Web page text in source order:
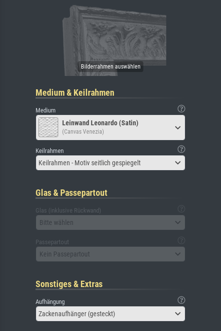
Medium & Keilrahmen
Medium
Leinwand Leonardo (Satin)
(Canvas Venezia)
Keilrahmen
Keilrahmen - Motiv seitlich gespiegelt
Glas & Passepartout
Glas (inklusive Rückwand)
Bitte wählen
Passepartout
Kein Passepartout
Sonstiges & Extras
Aufhängung
Zackenaufhänger (gesteckt)